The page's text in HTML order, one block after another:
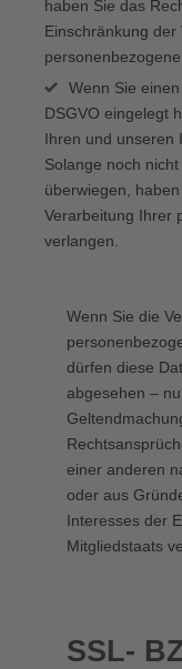
haben Sie das
Einschränkung
Wenn Sie
DSGVO eingelegt
Ihren und unseren
Solange noch
überwiegen,
Verarbeitung Ihrer
verlangen.
Wenn Sie die
dürfen diese
abgesehen –
einer anderen
oder aus
Interesses der
Mitgliedstaats
SSL-